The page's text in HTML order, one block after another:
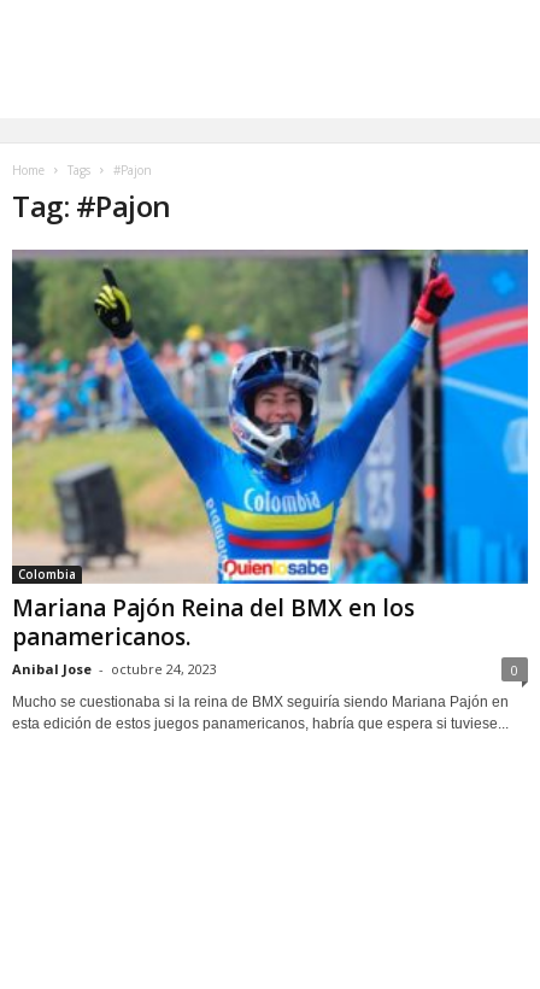
Home Tags #Pajon
Tag: #Pajon
Colombia
Mariana Pajón Reina del BMX en los
panamericanos.
Anibal Jose - octubre 24, 2023 0
Mucho se cuestionaba si la reina de BMX seguiría siendo Mariana Pajón en
esta edición de estos juegos panamericanos, habría que espera si tuviese...